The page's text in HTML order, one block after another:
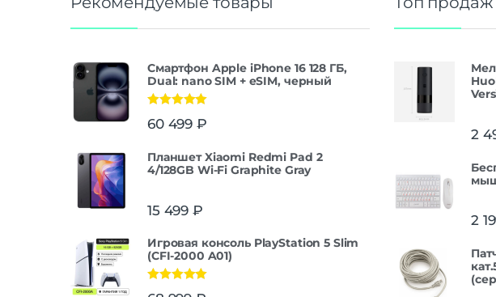
Смартфон Apple iPhone 16 128 ГБ,
Dual: nano SIM + eSIM, черный
из 5
60 499 ₽
Планшет Xiaomi Redmi Pad 2
4/128GB Wi-Fi Graphite Gray
15 499 ₽
Игровая консоль PlayStation 5 Slim
(CFI-2000 A01)
2
2